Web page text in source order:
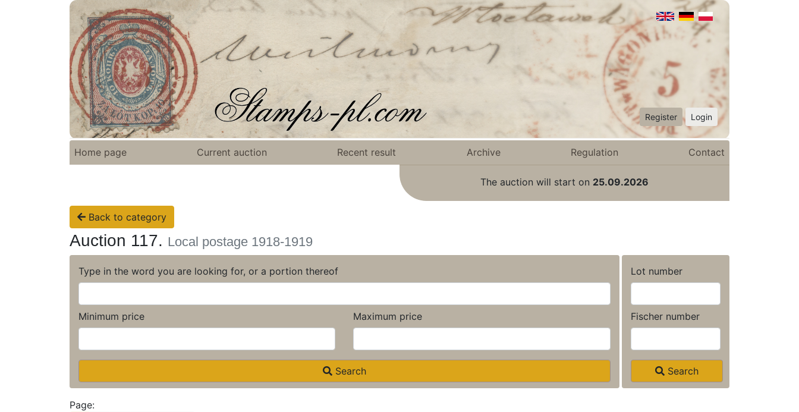
Register Login
Home page Current auction Recent result Archive Regulation Contact
The auction will start on 25.09.2026
Back to category
Auction 117. Local postage 1918-1919
Type in the word you are looking for, or a portion thereof
Minimum price Maximum price
Search
Lot number
Fischer number
Search
Page: